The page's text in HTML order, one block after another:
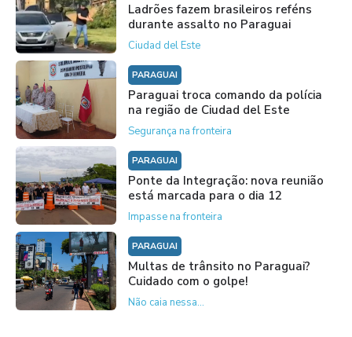
Ladrões fazem brasileiros reféns
durante assalto no Paraguai
Ciudad del Este
PARAGUAI
Paraguai troca comando da polícia
na região de Ciudad del Este
Segurança na fronteira
PARAGUAI
Ponte da Integração: nova reunião
está marcada para o dia 12
Impasse na fronteira
PARAGUAI
Multas de trânsito no Paraguai?
Cuidado com o golpe!
Não caia nessa...